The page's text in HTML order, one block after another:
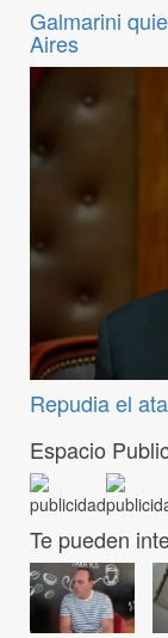
Galmarini
Aires
Repudia el
Espacio
Te pueden